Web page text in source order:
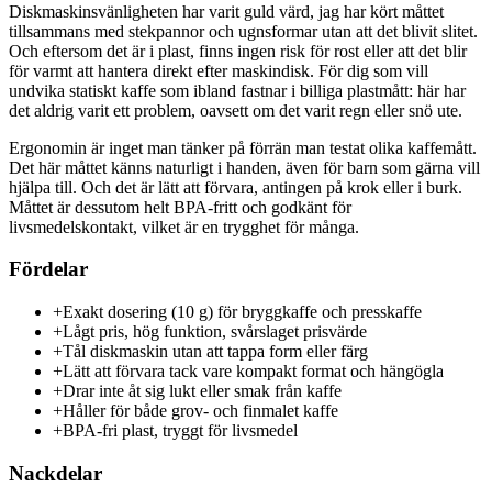
Diskmaskinsvänligheten har varit guld värd, jag har kört måttet
tillsammans med stekpannor och ugnsformar utan att det blivit slitet.
Och eftersom det är i plast, finns ingen risk för rost eller att det blir
för varmt att hantera direkt efter maskindisk. För dig som vill
undvika statiskt kaffe som ibland fastnar i billiga plastmått: här har
det aldrig varit ett problem, oavsett om det varit regn eller snö ute.
Ergonomin är inget man tänker på förrän man testat olika kaffemått.
Det här måttet känns naturligt i handen, även för barn som gärna vill
hjälpa till. Och det är lätt att förvara, antingen på krok eller i burk.
Måttet är dessutom helt BPA-fritt och godkänt för
livsmedelskontakt, vilket är en trygghet för många.
Fördelar
+Exakt dosering (10 g) för bryggkaffe och presskaffe
+Lågt pris, hög funktion, svårslaget prisvärde
+Tål diskmaskin utan att tappa form eller färg
+Lätt att förvara tack vare kompakt format och hängögla
+Drar inte åt sig lukt eller smak från kaffe
+Håller för både grov- och finmalet kaffe
+BPA-fri plast, tryggt för livsmedel
Nackdelar